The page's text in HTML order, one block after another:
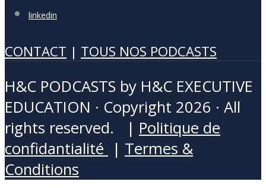
linkedin
CONTACT | TOUS NOS PODCASTS
H&C PODCASTS by H&C EXECUTIVE
EDUCATION · Copyright 2026 · All
rights reserved. | Politique de
confidantialité | Termes &
Conditions